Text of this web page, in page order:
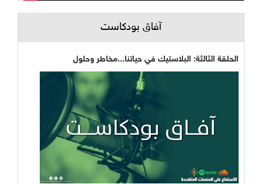
آفاق بودكاست
الحلقة الثالثة: البلاستيك في حياتنا...مخاطر وحلول